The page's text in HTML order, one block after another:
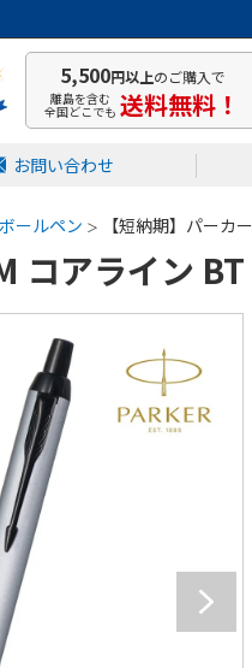
5,500円以上のご購入で
離島を含む
全国どこでも 送料無料！
お問い合わせ
ールペン 【短納期】パーカ
コアライン BT